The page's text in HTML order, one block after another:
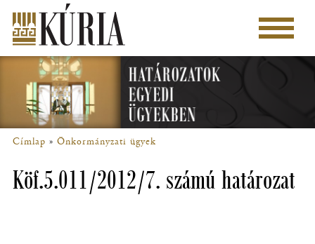
tartalomra
Főmenü
Címlap Önkormányzati ügyek
Köf.5.011/2012/7. számú határozat